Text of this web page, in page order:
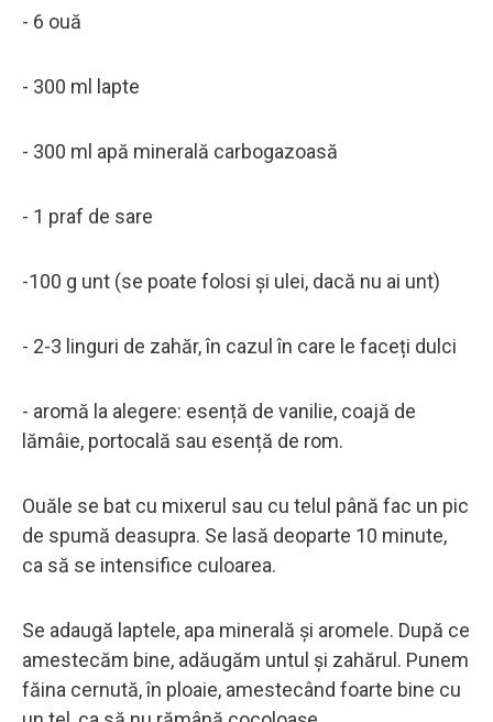
- 6 ouă
- 300 ml lapte
- 300 ml apă minerală carbogazoasă
- 1 praf de sare
-100 g unt (se poate folosi și ulei, dacă nu ai unt)
- 2-3 linguri de zahăr, în cazul în care le faceți dulci
- aromă la alegere: esență de vanilie, coajă de
lămâie, portocală sau esență de rom.
Ouăle se bat cu mixerul sau cu telul până fac un pic
de spumă deasupra. Se lasă deoparte 10 minute,
ca să se intensifice culoarea.
Se adaugă laptele, apa minerală și aromele. După ce
amestecăm bine, adăugăm untul și zahărul. Punem
făina cernută, în ploaie, amestecând foarte bine cu